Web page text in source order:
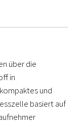
über die
in
und
basiert auf